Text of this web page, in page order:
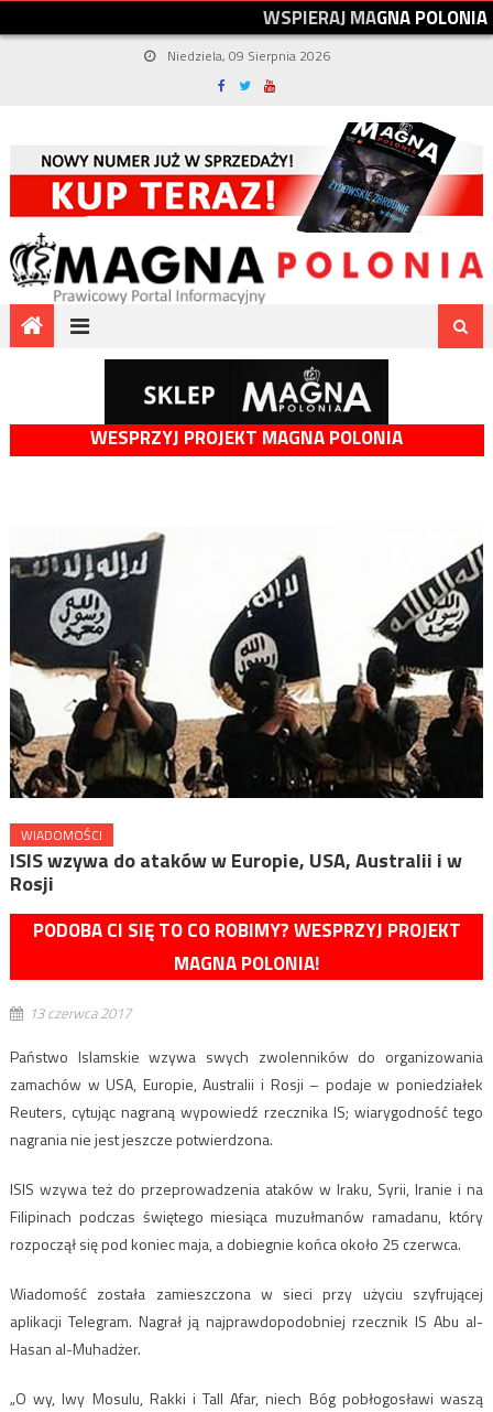
WSPIERAJMAGNAPOLONIA
Niedziela, 09 Sierpnia 2026
WESPRZYJ PROJEKT MAGNA POLONIA
WIADOMOŚCI
ISIS wzywa do ataków w Europie, USA, Australii i w
Rosji
PODOBA CI SIĘ TO CO ROBIMY? WESPRZYJ PROJEKT
MAGNA POLONIA!
13 czerwca 2017
Państwo Islamskie wzywa swych zwolenników do organizowania
zamachów w USA, Europie, Australii i Rosji – podaje w poniedziałek
Reuters, cytując nagraną wypowiedź rzecznika IS; wiarygodność tego
nagrania nie jest jeszcze potwierdzona.
ISIS wzywa też do przeprowadzenia ataków w Iraku, Syrii, Iranie i na
Filipinach podczas świętego miesiąca muzułmanów ramadanu, który
rozpoczął się pod koniec maja, a dobiegnie końca około 25 czerwca.
Wiadomość została zamieszczona w sieci przy użyciu szyfrującej
aplikacji Telegram. Nagrał ją najprawdopodobniej rzecznik IS Abu al-
Hasan al-Muhadżer.
„O wy, lwy Mosulu, Rakki i Tall Afar, niech Bóg pobłogosławi waszą